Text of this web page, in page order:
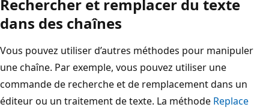
Rechercher et remplacer du texte
dans des chaînes
Vous pouvez utiliser d’autres méthodes pour manipuler
une chaîne. Par exemple, vous pouvez utiliser une
commande de recherche et de remplacement dans un
éditeur ou un traitement de texte. La méthode Replace